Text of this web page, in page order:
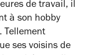
de travail, il
à son hobby
Tellement
ses voisins de